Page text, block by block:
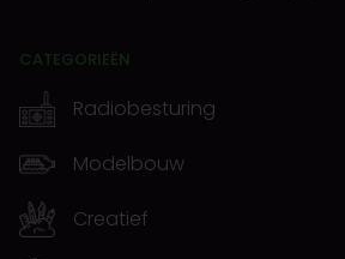
CATEGORIEËN
Radiobesturing
Modelbouw
Creatief